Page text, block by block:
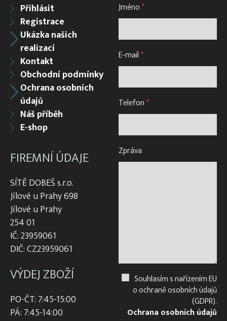
Přihlásit
Registrace
Ukázka našich
realizací
Kontakt
Obchodní podmínky
Ochrana osobních
údajů
Náš příběh
E-shop
FIREMNÍ ÚDAJE
SÍTĚ DOBEŠ s.r.o.
Jílové u Prahy 698
Jílové u Prahy
254 01
IČ: 23959061
DIČ: CZ23959061
VÝDEJ ZBOŽÍ
PO-ČT: 7:45-15:00
PÁ: 7:45-14:00
Jméno*
E-mail*
Telefon*
Zpráva
Souhlasím s nařízením EU
o ochraně osobních údajů
(GDPR).
Ochrana osobních údajů